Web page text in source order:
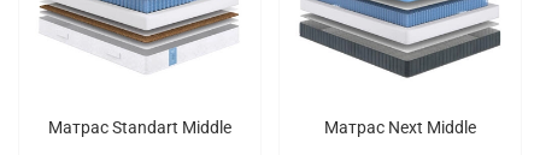
Матрас Standart Middle Матрас Next Middle